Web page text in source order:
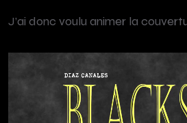
J’ai donc voulu animer la